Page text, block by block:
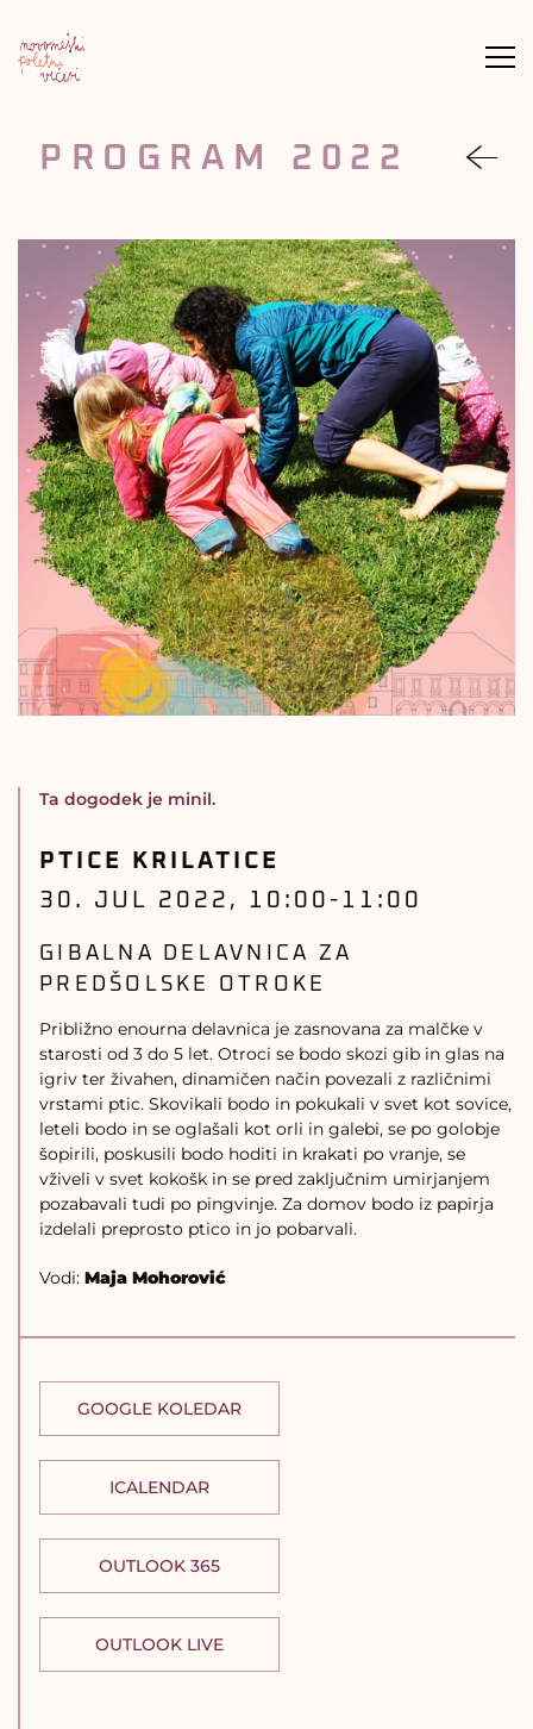
Meni
PROGRAM 2022nazaj
Ta dogodek je minil.
PTICE KRILATICE
30. JUL 2022, 10:00 - 11:00
GIBALNA DELAVNICA ZA
PREDŠOLSKE OTROKE
Približno enourna delavnica je zasnovana za malčke v
starosti od 3 do 5 let. Otroci se bodo skozi gib in glas na
igriv ter živahen, dinamičen način povezali z različnimi
vrstami ptic. Skovikali bodo in pokukali v svet kot sovice,
leteli bodo in se oglašali kot orli in galebi, se po golobje
šopirili, poskusili bodo hoditi in krakati po vranje, se
vživeli v svet kokošk in se pred zaključnim umirjanjem
pozabavali tudi po pingvinje. Za domov bodo iz papirja
izdelali preprosto ptico in jo pobarvali.
Vodi: Maja Mohorović
GOOGLE KOLEDAR
ICALENDAR
OUTLOOK 365
OUTLOOK LIVE